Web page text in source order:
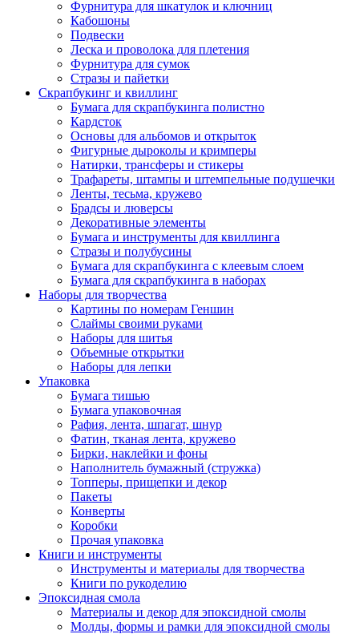
Фурнитура для шкатулок и ключниц
Кабошоны
Подвески
Леска и проволока для плетения
Фурнитура для сумок
Стразы и пайетки
Скрапбукинг и квиллинг
Бумага для скрапбукинга полистно
Кардсток
Основы для альбомов и открыток
Фигурные дыроколы и кримперы
Натирки, трансферы и стикеры
Трафареты, штампы и штемпельные подушечки
Ленты, тесьма, кружево
Брадсы и люверсы
Декоративные элементы
Бумага и инструменты для квиллинга
Стразы и полубусины
Бумага для скрапбукинга с клеевым слоем
Бумага для скрапбукинга в наборах
Наборы для творчества
Картины по номерам Геншин
Слаймы своими руками
Наборы для шитья
Объемные открытки
Наборы для лепки
Упаковка
Бумага тишью
Бумага упаковочная
Рафия, лента, шпагат, шнур
Фатин, тканая лента, кружево
Бирки, наклейки и фоны
Наполнитель бумажный (стружка)
Топперы, прищепки и декор
Пакеты
Конверты
Коробки
Прочая упаковка
Книги и инструменты
Инструменты и материалы для творчества
Книги по рукоделию
Эпоксидная смола
Материалы и декор для эпоксидной смолы
Молды, формы и рамки для эпоксидной смолы